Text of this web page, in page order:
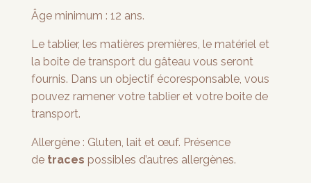
Âge minimum : 12 ans.
Le tablier, les matières premières, le matériel et
la boite de transport du gâteau vous seront
fournis. Dans un objectif écoresponsable, vous
pouvez ramener votre tablier et votre boite de
transport.
Allergène : Gluten, lait et œuf. Présence
de traces possibles d’autres allergènes.